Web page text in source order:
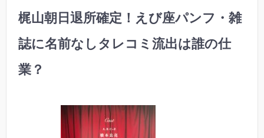
梶山朝日退所確定！えび座パンフ・雑
誌に名前なしタレコミ流出は誰の仕
業？